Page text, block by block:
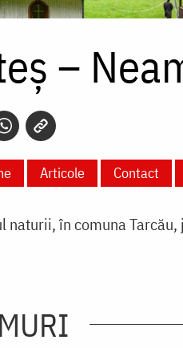
–
Articole Contact
în comuna